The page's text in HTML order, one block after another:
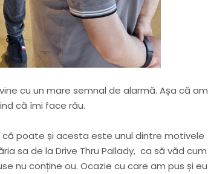
cu un mare semnal de alarmă. Așa că am
că îmi face rău.
poate și acesta este unul dintre motivele
sa de la Drive Thru Pallady, ca să văd cum
nu conține ou. Ocazie cu care am pus și eu